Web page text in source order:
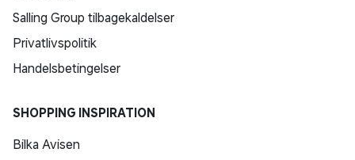
Salling Group tilbagekaldelser
Privatlivspolitik
Handelsbetingelser
SHOPPING INSPIRATION
Bilka Avisen